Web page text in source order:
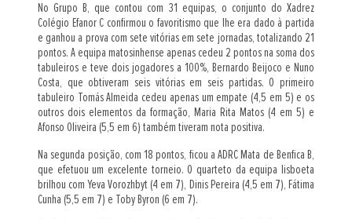
No Grupo B, que contou com 31 equipas, o conjunto do Xadrez
Colégio Efanor C confirmou o favoritismo que lhe era dado à partida
e ganhou a prova com sete vitórias em sete jornadas, totalizando 21
pontos. A equipa matosinhense apenas cedeu 2 pontos na soma dos
tabuleiros e teve dois jogadores a 100%, Bernardo Beijoco e Nuno
Costa, que obtiveram seis vitórias em seis partidas. O primeiro
tabuleiro Tomás Almeida cedeu apenas um empate (4,5 em 5) e os
outros dois elementos da formação, Maria Rita Matos (4 em 5) e
Afonso Oliveira (5,5 em 6) também tiveram nota positiva.
Na segunda posição, com 18 pontos, ficou a ADRC Mata de Benfica B,
que efetuou um excelente torneio. O quarteto da equipa lisboeta
brilhou com Yeva Vorozhbyt (4 em 7), Dinis Pereira (4,5 em 7), Fátima
Cunha (5,5 em 7) e Toby Byron (6 em 7).